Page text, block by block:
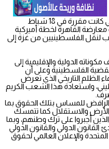
ومن المرجح أن يتم تأجيل الزيارة، التي كانت مقررة في 18 شباط
القاهرة لخطة أميركية
لنقل الفلسطينيين من غزة إلى
الدولية والإقليمية إلى
الفلسطينية وعلى أن
الظلم التاريخي الذي تعرض
واستعادة هذا الشعب الكريم
للمساس بتلك الحقوق بما
الأرض والاستقلال كما تتمسك
أجبروا على ترك وطنهم، وبما
القانون الدولي والقانون الدولي
والإعلان العالمي لحقوق